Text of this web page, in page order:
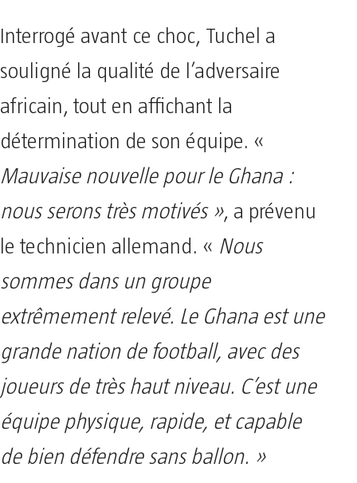
Interrogé avant ce choc, Tuchel a
souligné la qualité de l’adversaire
africain, tout en affichant la
détermination de son équipe. «
Mauvaise nouvelle pour le Ghana :
nous serons très motivés », a prévenu
le technicien allemand. « Nous
sommes dans un groupe
extrêmement relevé. Le Ghana est une
grande nation de football, avec des
joueurs de très haut niveau. C’est une
équipe physique, rapide, et capable
de bien défendre sans ballon. »